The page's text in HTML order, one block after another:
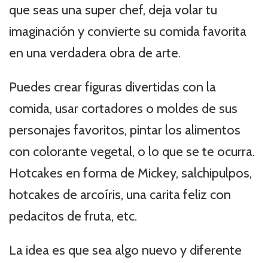
que seas una super chef, deja volar tu
imaginación y convierte su comida favorita
en una verdadera obra de arte.
Puedes crear figuras divertidas con la
comida, usar cortadores o moldes de sus
personajes favoritos, pintar los alimentos
con colorante vegetal, o lo que se te ocurra.
Hotcakes en forma de Mickey, salchipulpos,
hotcakes de arcoíris, una carita feliz con
pedacitos de fruta, etc.
La idea es que sea algo nuevo y diferente